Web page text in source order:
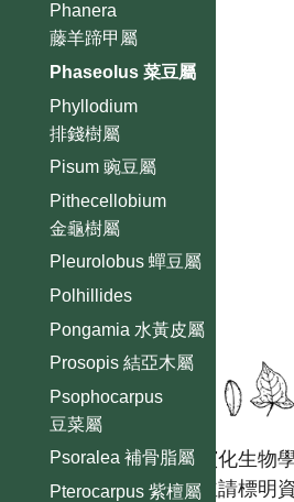
Phanera
藤羊蹄甲屬
Phaseolus 菜豆屬
Phyllodium
排錢樹屬
Pisum 豌豆屬
Pithecellobium
金龜樹屬
Pleurolobus 蟬豆屬
Polhillides
Pongamia 水黃皮屬
Prosopis 結亞木屬
Psophocarpus
豆菜屬
Psoralea 補骨脂屬
Pterocarpus 紫檀屬
國立台灣大學生態學與演化生物
歡迎引用本網站資料，並請標明